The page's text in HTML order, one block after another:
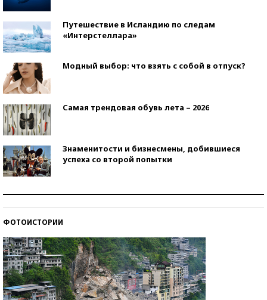
Путешествие в Исландию по следам
«Интерстеллара»
Модный выбор: что взять с собой в отпуск?
Самая трендовая обувь лета – 2026
Знаменитости и бизнесмены, добившиеся
успеха со второй попытки
ФОТОИСТОРИИ